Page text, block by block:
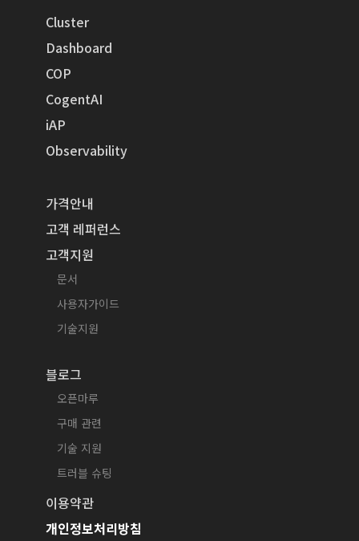
Cluster
Dashboard
COP
CogentAI
iAP
Observability
가격안내
고객 레퍼런스
고객지원
문서
사용자가이드
기술지원
블로그
오픈마루
구매 관련
기술 지원
트러블 슈팅
이용약관
개인정보처리방침